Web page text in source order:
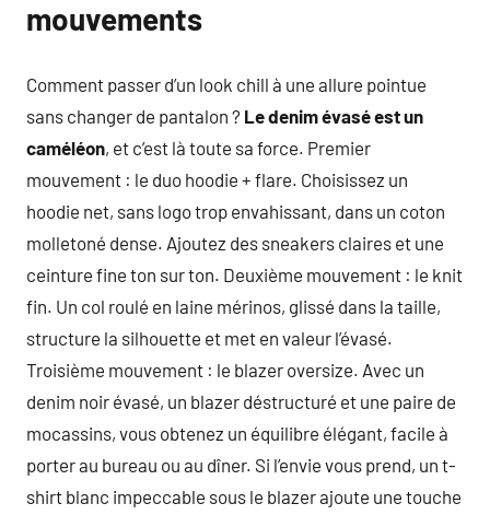
mouvements
Comment passer d’un look chill à une allure pointue
sans changer de pantalon ? Le denim évasé est un
caméléon, et c’est là toute sa force. Premier
mouvement : le duo hoodie + flare. Choisissez un
hoodie net, sans logo trop envahissant, dans un coton
molletoné dense. Ajoutez des sneakers claires et une
ceinture fine ton sur ton. Deuxième mouvement : le knit
fin. Un col roulé en laine mérinos, glissé dans la taille,
structure la silhouette et met en valeur l’évasé.
Troisième mouvement : le blazer oversize. Avec un
denim noir évasé, un blazer déstructuré et une paire de
mocassins, vous obtenez un équilibre élégant, facile à
porter au bureau ou au dîner. Si l’envie vous prend, un t-
shirt blanc impeccable sous le blazer ajoute une touche